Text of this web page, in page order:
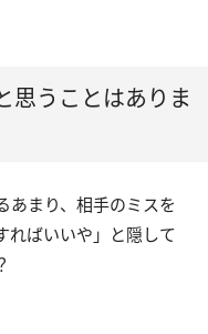
思うことはありま
あまり、相手のミスを
ればいいや」と隠して